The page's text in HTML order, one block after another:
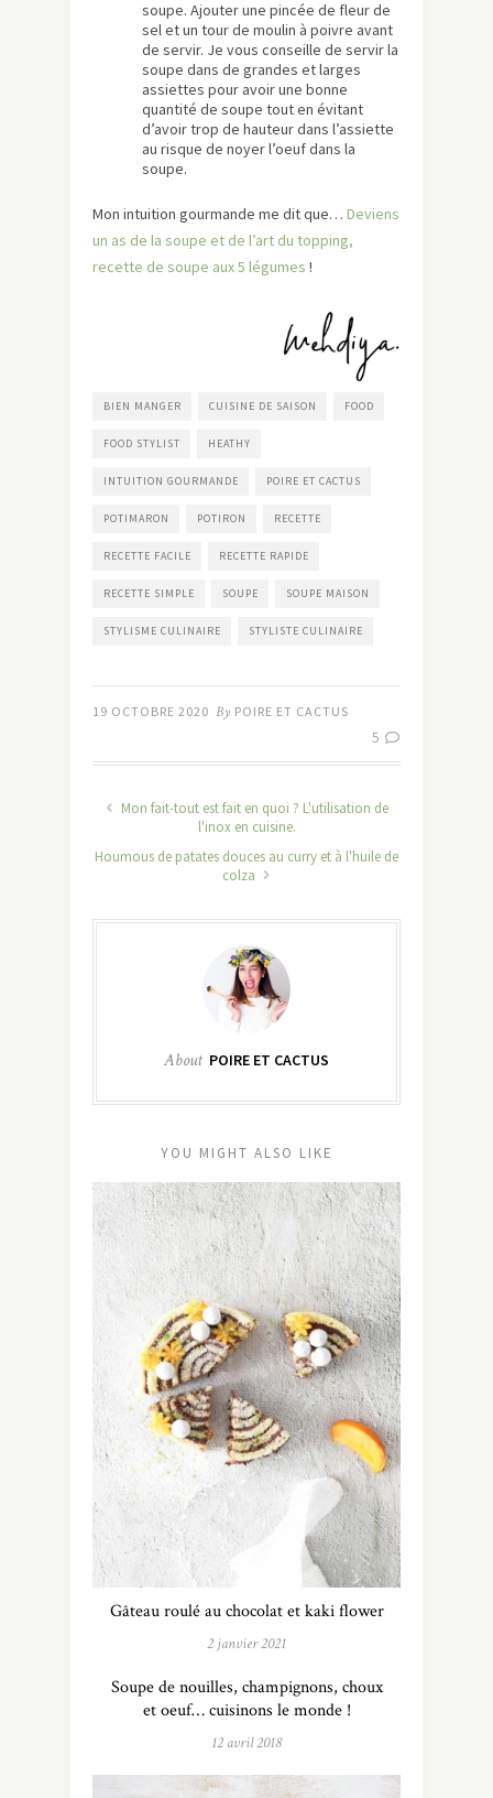
soupe. Ajouter une pincée de fleur de
sel et un tour de moulin à poivre avant
de servir. Je vous conseille de servir la
soupe dans de grandes et larges
assiettes pour avoir une bonne
quantité de soupe tout en évitant
d’avoir trop de hauteur dans l’assiette
au risque de noyer l’oeuf dans la
soupe.
Mon intuition gourmande me dit que… Deviens
un as de la soupe et de l’art du topping,
recette de soupe aux 5 légumes !
BIEN MANGER CUISINE DE SAISON FOOD
FOOD STYLIST HEATHY
INTUITION GOURMANDE POIRE ET CACTUS
POTIMARON POTIRON RECETTE
RECETTE FACILE RECETTE RAPIDE
RECETTE SIMPLE SOUPE SOUPE MAISON
STYLISME CULINAIRE STYLISTE CULINAIRE
19 OCTOBRE 2020 By POIRE ET CACTUS
5
Mon fait-tout est fait en quoi ? L'utilisation de
l'inox en cuisine.
Houmous de patates douces au curry et à l'huile de
colza
About POIRE ET CACTUS
YOU MIGHT ALSO LIKE
Gâteau roulé au chocolat et kaki flower
2 janvier 2021
Soupe de nouilles, champignons, choux
et oeuf… cuisinons le monde !
12 avril 2018